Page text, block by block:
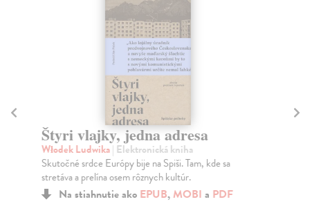
Štyri vlajky, jedna adresa
Włodek Ludwika| Elektronická kniha
Skutočné srdce Európy bije na Spiši. Tam, kde sa
stretáva a prelína osem rôznych kultúr.
Na stiahnutie ako EPUB,MOBI a PDF